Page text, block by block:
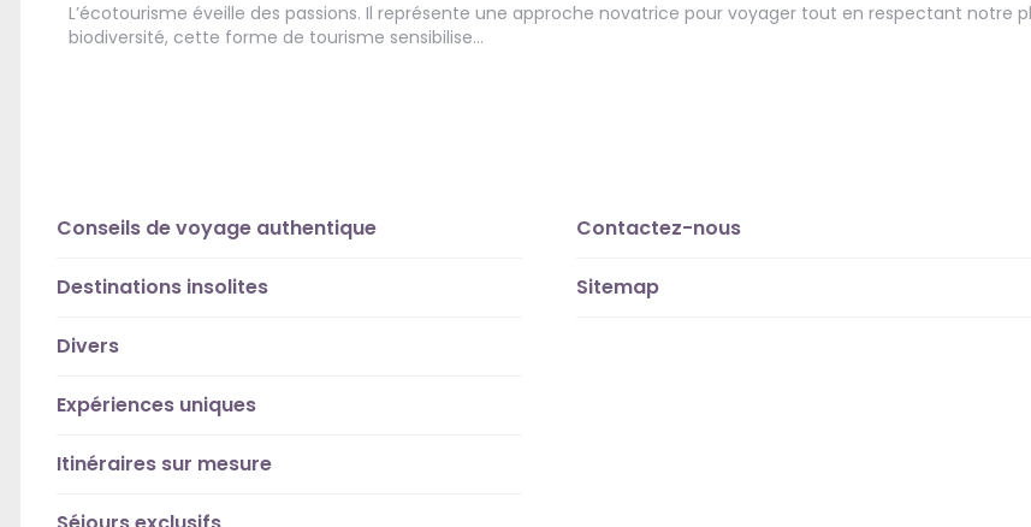
L’écotourisme éveille des passions. Il représente une approche novatrice pour voyager tout en respectant notre
biodiversité, cette forme de tourisme sensibilise…
Conseils de voyage authentique
Destinations insolites
Divers
Expériences uniques
Itinéraires sur mesure
Contactez-nous
Sitemap